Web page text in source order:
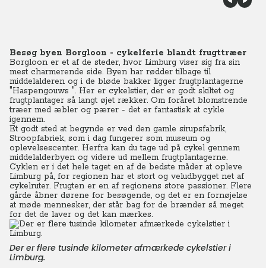
Besøg byen Borgloon - cykelferie blandt frugttræer
Borgloon er et af de steder, hvor Limburg viser sig fra sin
mest charmerende side. Byen har rødder tilbage til
middelalderen og i de bløde bakker ligger frugtplantagerne
"Haspengouws ". Her er cykelstier, der er godt skiltet og
frugtplantager så langt øjet rækker. Om foråret blomstrende
træer med æbler og pærer - det er fantastisk at cykle
igennem.
Et godt sted at begynde er ved den gamle sirupsfabrik,
Stroopfabriek, som i dag fungerer som museum og
oplevelsescenter. Herfra kan du tage ud på cykel gennem
middelalderbyen og videre ud mellem frugtplantagerne.
Cyklen er i det hele taget en af de bedste måder at opleve
Limburg på, for regionen har et stort og veludbygget net af
cykelruter. Frugten er en af regionens store passioner. Flere
gårde åbner dørene for besøgende, og det er en fornøjelse
at møde mennesker, der står bag for de brænder så meget
for det de laver og det kan mærkes.
Der er flere tusinde kilometer afmærkede cykelstier i
Limburg.